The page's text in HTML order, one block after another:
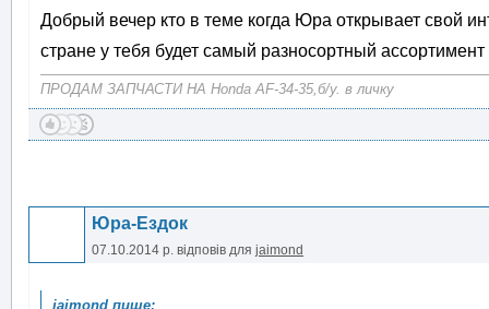
Добрый вечер кто в теме когда Юра открывает свой
стране у тебя будет самый разносортный ассортимент
ПРОДАМ ЗАПЧАСТИ НА Honda AF-34-35,б/у. в личку
Юра-Ездок
07.10.2014 р. відповів для jaimond